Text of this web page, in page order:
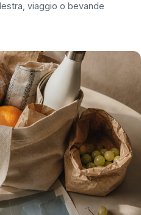
viaggio o bevande